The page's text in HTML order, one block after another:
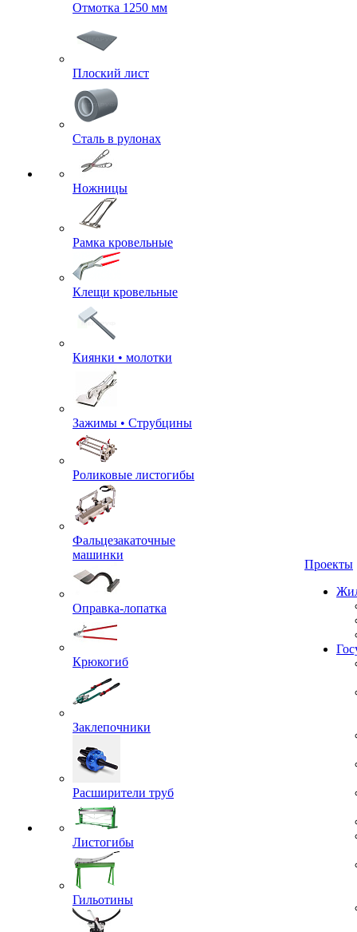
Отмотка 1250 мм
Плоский лист
Сталь в рулонах
Ножницы
Рамка кровельные
Клещи кровельные
Киянки • молотки
Зажимы • Струбцины
Роликовые листогибы
Фальцезакаточные
машинки
Оправка-лопатка
Крюкогиб
Заклепочники
Расширители труб
Листогибы
Гильотины
Проекты